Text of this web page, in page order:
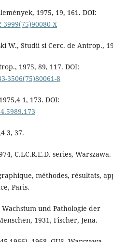
1975, 19, 161. DOI:
X
W., Studii si Cerc. de Antrop.,
1975, 89, 117. DOI:
3506(75)80061-8
1, 173. DOI:
3, 37.
C.LC.R.E.D. series, Warszawa.
méthodes, résultats,
Paris.
und Pathologie der
1931, Fischer, Jena.